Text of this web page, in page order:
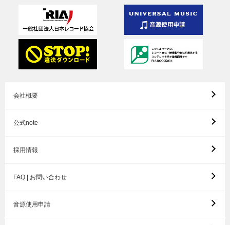
会社概要
公式note
採用情報
FAQ | お問い合わせ
音源使用申請